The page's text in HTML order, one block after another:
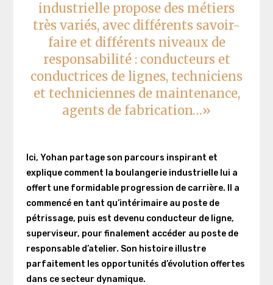
industrielle propose des métiers
très variés, avec différents savoir-
faire et différents niveaux de
responsabilité : conducteurs et
conductrices de lignes, techniciens
et techniciennes de maintenance,
agents de fabrication…»
Ici, Yohan partage son parcours inspirant et
explique comment la boulangerie industrielle lui a
offert une formidable progression de carrière. Il a
commencé en tant qu’intérimaire au poste de
pétrissage, puis est devenu conducteur de ligne,
superviseur, pour finalement accéder au poste de
responsable d’atelier. Son histoire illustre
parfaitement les opportunités d’évolution offertes
dans ce secteur dynamique.